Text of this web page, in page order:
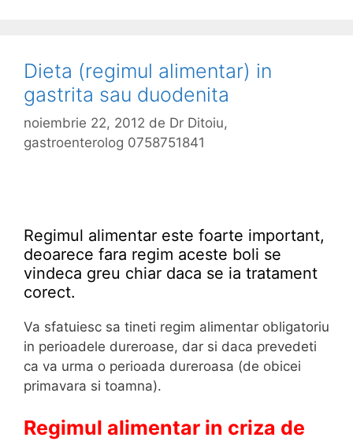
t
Dieta (regimul alimentar) in
gastrita sau duodenita
noiembrie 22, 2012 de Dr Ditoiu,
gastroenterolog 0758751841
Regimul alimentar este foarte important,
deoarece fara regim aceste boli se
vindeca greu chiar daca se ia tratament
corect.
Va sfatuiesc sa tineti regim alimentar obligatoriu
in perioadele dureroase, dar si daca prevedeti
ca va urma o perioada dureroasa (de obicei
primavara si toamna).
Regimul alimentar in criza de